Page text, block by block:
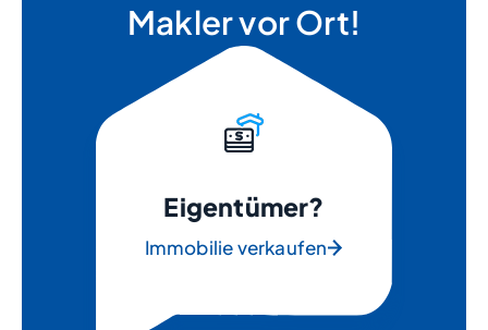
Makler vor Ort!
Eigentümer?
Immobilie verkaufen